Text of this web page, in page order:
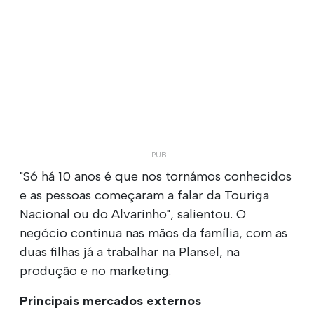
"Só há 10 anos é que nos tornámos conhecidos
e as pessoas começaram a falar da Touriga
Nacional ou do Alvarinho", salientou. O
negócio continua nas mãos da família, com as
duas filhas já a trabalhar na Plansel, na
produção e no marketing.
Principais mercados externos